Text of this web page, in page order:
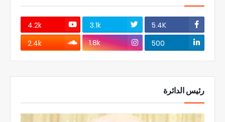
5.4K
3.1k
4.2k
500
1.8k
2.4k
رئيس الدائرة